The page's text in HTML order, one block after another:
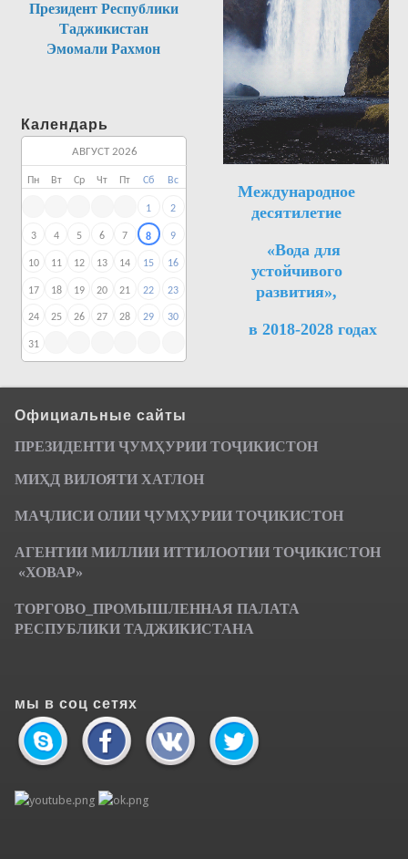
Президент Республики
Таджикистан
Эмомали Рахмон
Календарь
Пн Вт Ср Чт Пт Сб Вс
1 2
3 4 5 6 7 8 9
10 11 12 13 14 15 16
17 18 19 20 21 22 23
24 25 26 27 28 29 30
31
АВГУСТ 2026
Международное
десятилетие
«Вода для
устойчивого
развития»,
в 2018-2028 годах
Официальные сайты
ПРЕЗИДЕНТИ ҶУМҲУРИИ ТОҶИКИСТОН
МИҲД ВИЛОЯТИ ХАТЛОН
МАҶЛИСИ ОЛИИ ҶУМҲУРИИ ТОҶИКИСТОН
АГЕНТИИ МИЛЛИИ ИТТИЛООТИИ ТОҶИКИСТОН
«ХОВАР»
ТОРГОВО_ПРОМЫШЛЕННАЯ ПАЛАТА
РЕСПУБЛИКИ ТАДЖИКИСТАНА
мы в соц сетях